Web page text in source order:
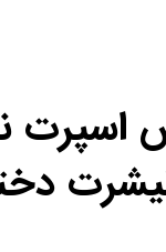
اسپرت